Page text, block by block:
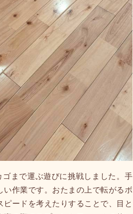
まで運ぶ遊びに挑戦しました。手
作業です。おたまの上で転がるボ
ードを考えたりすることで、目と